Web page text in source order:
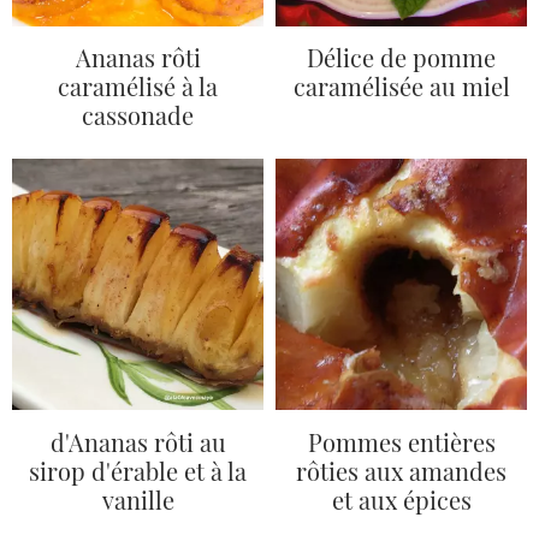
Ananas rôti
caramélisé à la
cassonade
Délice de pomme
caramélisée au miel
d'Ananas rôti au
sirop d'érable et à la
vanille
Pommes entières
rôties aux amandes
et aux épices